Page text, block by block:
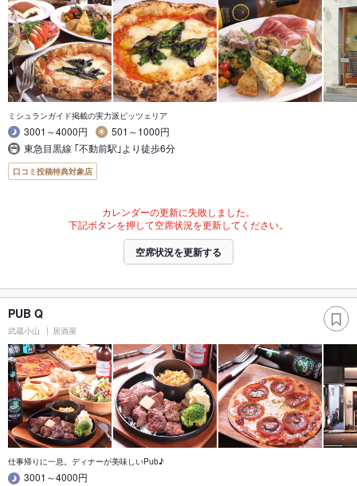
ミシュランガイド掲載の実力派ピッツェリア
3001～4000円
501～1000円
東急目黒線 ｢不動前駅｣より徒歩6分
口コミ投稿特典対象店
カレンダーの更新に失敗しました。
下記ボタンを押して空席状況を更新してください。
空席状況を更新する
PUB Q
武蔵小山 居酒屋
仕事帰りに一息。ディナーが美味しいPub♪
3001～4000円